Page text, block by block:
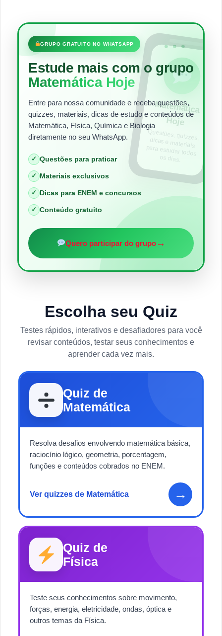
•••
GRUPO GRATUITO NO WHATSAPP
Estude mais com o grupo
Matemática Hoje
Entre para nossa comunidade e receba questões,
quizzes, materiais, dicas de estudo e conteúdos de
Matemática, Física, Química e Biologia
diretamente no seu WhatsApp.
✓ Questões para praticar
✓ Materiais exclusivos
✓ Dicas para ENEM e concursos
✓ Conteúdo gratuito
Quero participar do grupo→
Matem
ática
Hoje
Questões, quizzes,
dicas e materiais
para estudar todos
os dias.
Escolha seu Quiz
Testes rápidos, interativos e desafiadores para você
revisar conteúdos, testar seus conhecimentos e
aprender cada vez mais.
Quiz de
Matemática
Resolva desafios envolvendo matemática básica,
raciocínio lógico, geometria, porcentagem,
funções e conteúdos cobrados no ENEM.
Ver quizzes de Matemática →
Quiz de
Física
Teste seus conhecimentos sobre movimento,
forças, energia, eletricidade, ondas, óptica e
outros temas da Física.